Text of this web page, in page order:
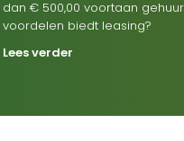
dan € 500,00 voortaan
voordelen biedt leasing?
Lees verder